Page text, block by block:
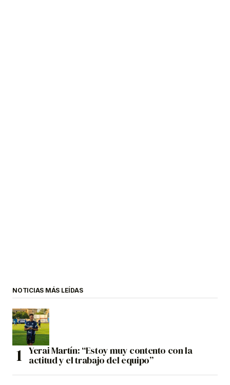
NOTICIAS MÁS LEÍDAS
Yerai Martín: “Estoy muy contento con la
actitud y el trabajo del equipo”